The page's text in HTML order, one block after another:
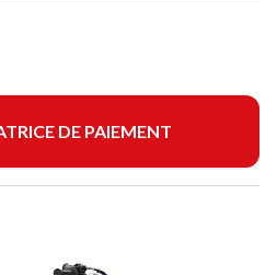
DE PAIEMENT